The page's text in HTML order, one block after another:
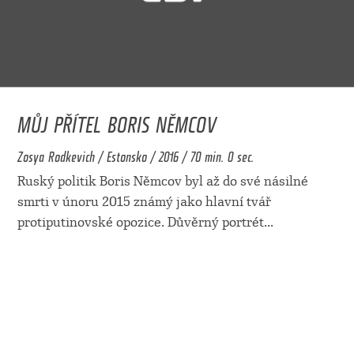
MŮJ PŘÍTEL BORIS NĚMCOV
Zosya Rodkevich / Estonsko / 2016 / 70 min. 0 sec.
Ruský politik Boris Němcov byl až do své násilné
smrti v únoru 2015 známý jako hlavní tvář
protiputinovské opozice. Důvěrný portrét...